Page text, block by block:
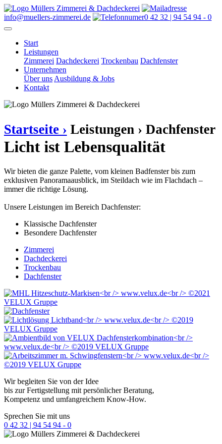
info@muellers-zimmerei.de 0 42 32 | 94 54 94 - 0
Start
Leistungen
Zimmerei Dachdeckerei Trockenbau Dachfenster
Unternehmen
Über uns Ausbildung & Jobs
Kontakt
Startseite › Leistungen › Dachfenster
Licht ist Lebensqualität
Wir bieten die ganze Palette, vom kleinen Badfenster bis zum
exklusiven Panoramaausblick, im Steildach wie im Flachdach –
immer die richtige Lösung.
Unsere Leistungen im Bereich Dachfenster:
Klassische Dachfenster
Besondere Dachfenster
Zimmerei
Dachdeckerei
Trockenbau
Dachfenster
Wir begleiten Sie von der Idee
bis zur Fertigstellung mit persönlicher Beratung,
Kompetenz und umfangreichem Know-How.
Sprechen Sie mit uns
0 42 32 | 94 54 94 - 0